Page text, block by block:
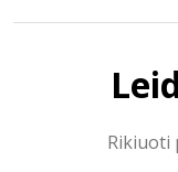
Rikiuoti